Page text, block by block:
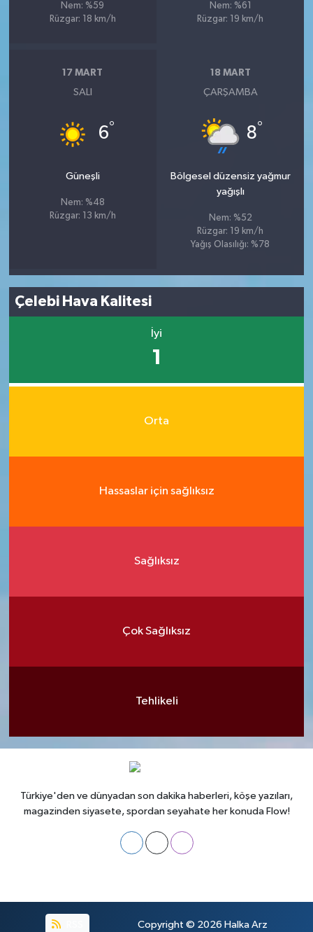
Nem: %59
Rüzgar: 18 km/h
Nem: %61
Rüzgar: 19 km/h
17 MART
SALI
6°
Güneşli
Nem: %48
Rüzgar: 13 km/h
18 MART
ÇARŞAMBA
8°
Bölgesel düzensiz yağmur
yağışlı
Nem: %52
Rüzgar: 19 km/h
Yağış Olasılığı: %78
Çelebi Hava Kalitesi
İyi
1
Orta
Hassaslar için sağlıksız
Sağlıksız
Çok Sağlıksız
Tehlikeli
Türkiye'den ve dünyadan son dakika haberleri, köşe yazıları,
magazinden siyasete, spordan seyahate her konuda Flow!
Copyright © 2026 Halka Arz